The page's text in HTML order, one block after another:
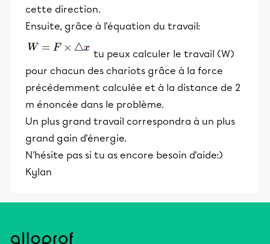
cette direction.
Ensuite, grâce à l'équation du travail:
tu peux calculer le travail (W)
pour chacun des chariots grâce à la force
précédemment calculée et à la distance de 2
m énoncée dans le problème.
Un plus grand travail correspondra à un plus
grand gain d'énergie.
N'hésite pas si tu as encore besoin d'aide:)
Kylan